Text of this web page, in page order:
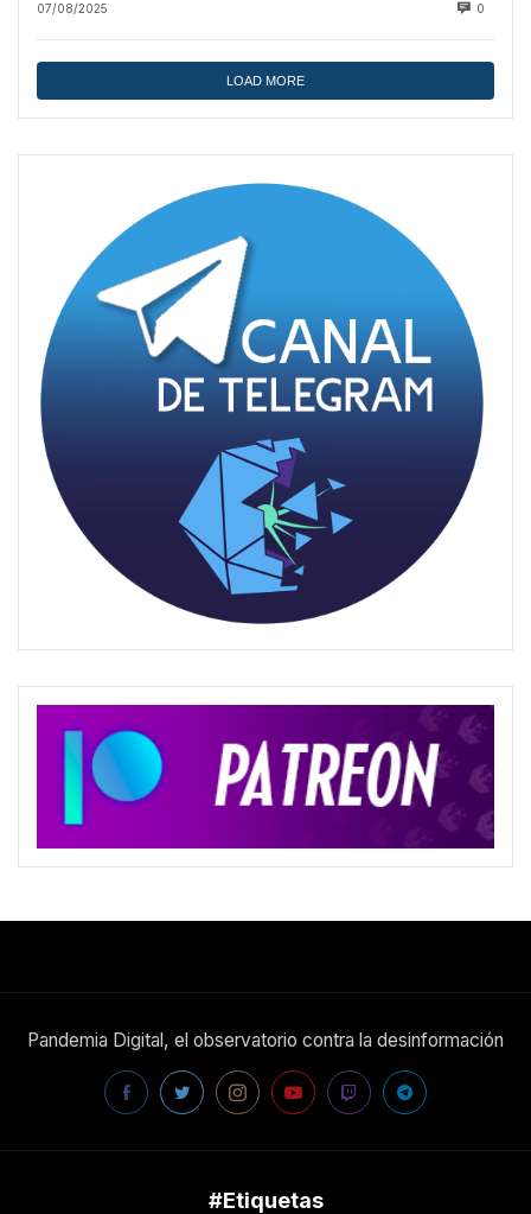
07/08/2025 0
LOAD MORE
Pandemia Digital, el observatorio contra la desinformación
#Etiquetas